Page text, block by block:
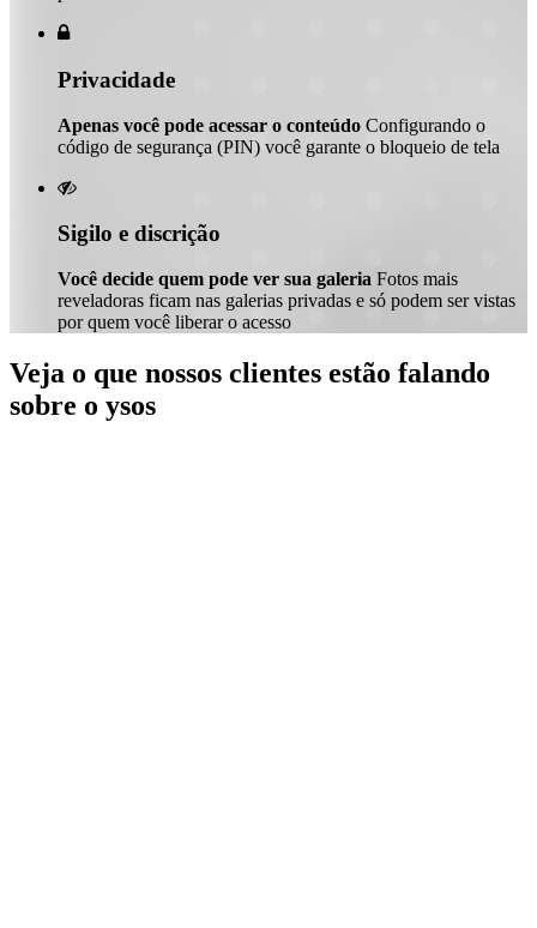

Privacidade
Apenas você pode acessar o conteúdo Configurando o
código de segurança (PIN) você garante o bloqueio de tela

Sigilo e discrição
Você decide quem pode ver sua galeria Fotos mais
reveladoras ficam nas galerias privadas e só podem ser vistas
por quem você liberar o acesso
Veja o que nossos clientes estão falando
sobre o ysos